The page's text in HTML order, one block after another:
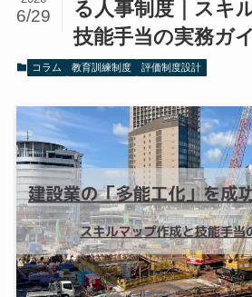
る人事制度｜スキ
技能手当の実務ガ
6/29
コラム 教育訓練制度 評価制度設計